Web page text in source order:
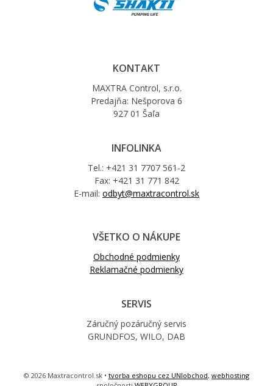
KONTAKT
MAXTRA Control, s.r.o.
Predajňa: Nešporova 6
927 01 Šaľa
INFOLINKA
Tel.: +421 31 7707 561-2
Fax: +421 31 771 842
E-mail: odbyt@maxtracontrol.sk
VŠETKO O NÁKUPE
Obchodné podmienky
Reklamačné podmienky
SERVIS
Záručný pozáručný servis
GRUNDFOS, WILO, DAB
© 2026 Maxtracontrol.sk • tvorba eshopu cez UNIobchod, webhosting